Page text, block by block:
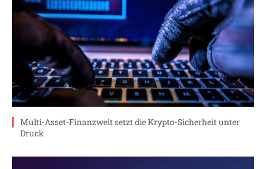
Multi-Asset-Finanzwelt setzt die Krypto-Sicherheit unter
Druck